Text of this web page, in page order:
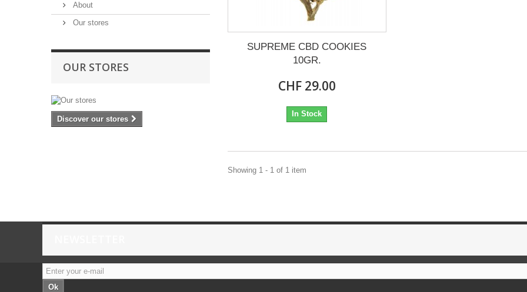
About
Our stores
OUR STORES
Discover our stores
SUPREME CBD COOKIES
10GR.
CHF 29.00
In Stock
Showing 1 - 1 of 1 item
Ok